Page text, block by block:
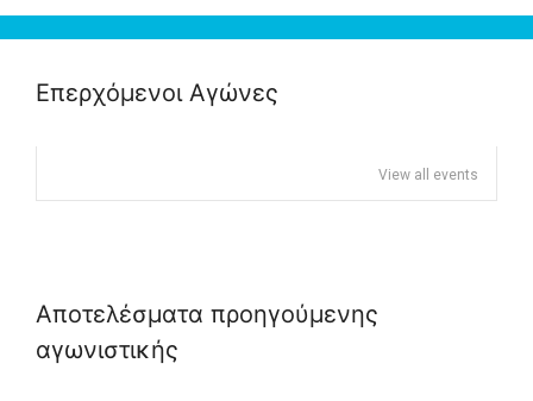
Επερχόμενοι Αγώνες
View all events
Αποτελέσματα προηγούμενης
αγωνιστικής